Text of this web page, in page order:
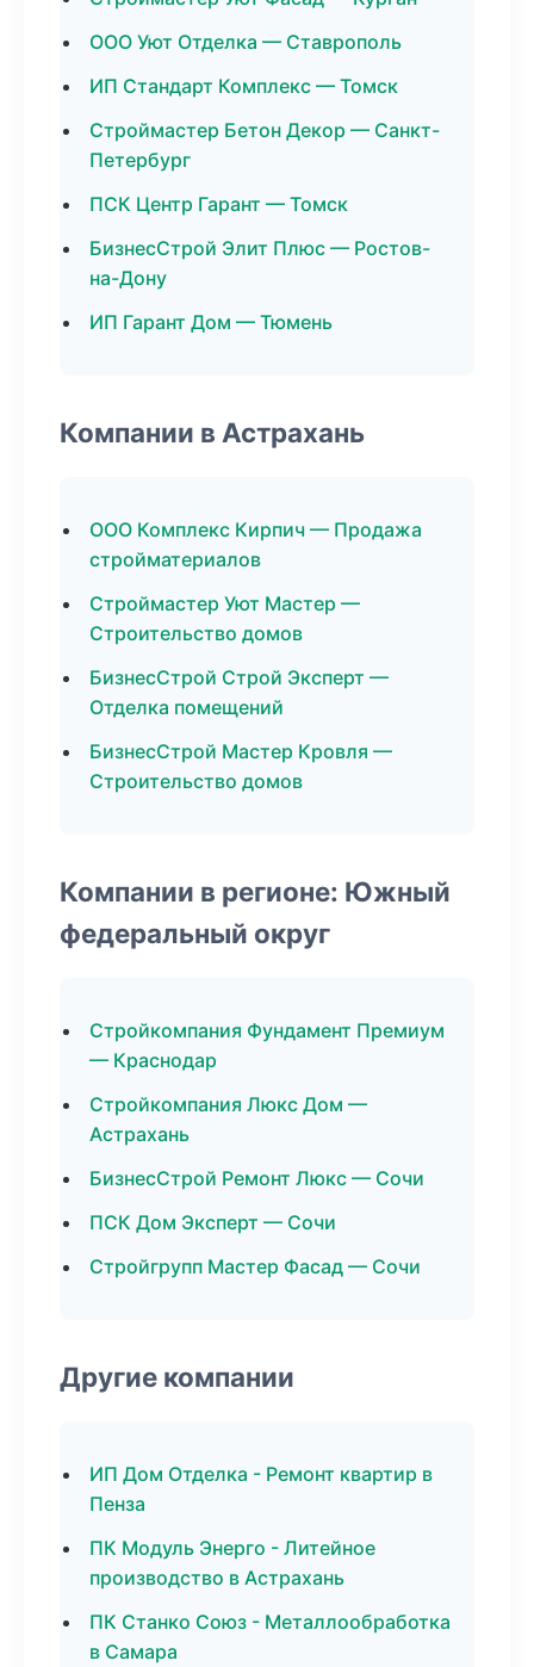
ООО Уют Отделка — Ставрополь
ИП Стандарт Комплекс — Томск
Строймастер Бетон Декор — Санкт-
Петербург
ПСК Центр Гарант — Томск
БизнесСтрой Элит Плюс — Ростов-
на-Дону
ИП Гарант Дом — Тюмень
Компании в Астрахань
ООО Комплекс Кирпич — Продажа
стройматериалов
Строймастер Уют Мастер —
Строительство домов
БизнесСтрой Строй Эксперт —
Отделка помещений
БизнесСтрой Мастер Кровля —
Строительство домов
Компании в регионе: Южный
федеральный округ
Стройкомпания Фундамент Премиум
— Краснодар
Стройкомпания Люкс Дом —
Астрахань
БизнесСтрой Ремонт Люкс — Сочи
ПСК Дом Эксперт — Сочи
Стройгрупп Мастер Фасад — Сочи
Другие компании
ИП Дом Отделка - Ремонт квартир в
Пенза
ПК Модуль Энерго - Литейное
производство в Астрахань
ПК Станко Союз - Металлообработка
в Самара